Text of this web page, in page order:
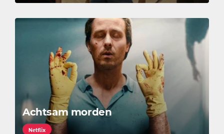
Achtsam morden
Netflix